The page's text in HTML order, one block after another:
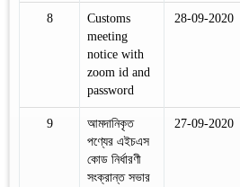
8
Customs
meeting
notice with
zoom id and
password
28-09-2020
9
আমদানিকৃত
পণ্যের এইচএস
কোড নির্ধারণী
সংক্রান্ত সভার
27-09-2020